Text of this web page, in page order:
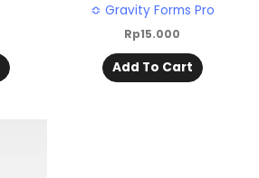
≎ Gravity Forms Pro
Rp15.000
Add To Cart